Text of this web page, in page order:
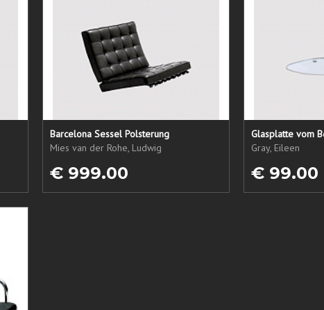
Barcelona Sessel Polsterung
Mies van der Rohe, Ludwig
€ 999.00
Glasplatte vom
Gray, Eileen
€ 99.00